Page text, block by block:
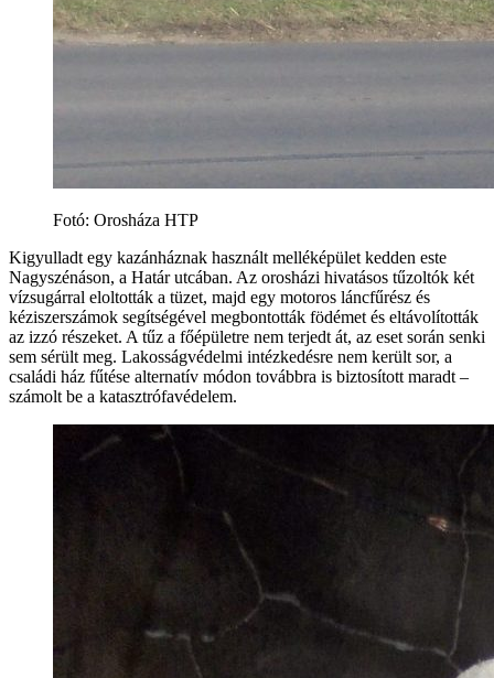
Fotó: Orosháza HTP
Kigyulladt egy kazánháznak használt melléképület kedden este
Nagyszénáson, a Határ utcában. Az orosházi hivatásos tűzoltók két
vízsugárral eloltották a tüzet, majd egy motoros láncfűrész és
kéziszerszámok segítségével megbontották födémet és eltávolították
az izzó részeket. A tűz a főépületre nem terjedt át, az eset során senki
sem sérült meg. Lakosságvédelmi intézkedésre nem került sor, a
családi ház fűtése alternatív módon továbbra is biztosított maradt –
számolt be a katasztrófavédelem.